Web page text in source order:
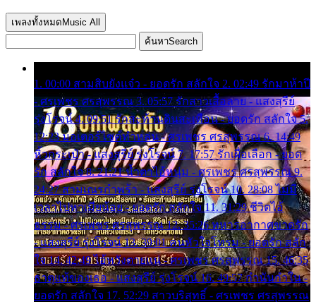
เพลงทั้งหมด Music All
ค้นหาSearch
1. 00:00 สามสิบยังแจ๋ว - ยอดรัก สลักใจ 2. 02:49 รักมาห้าปี
- ศรเพชร ศรสุพรรณ 3. 05:57 รักสาวเสื้อลาย - แสงสุรีย์
รุ่งโรจน์ 4. 09:51 รักสะท้านดินสะเทือน - ยอดรัก สลักใจ 5.
12:23 มอเตอร์ไซค์ทำหล่น - ศรเพชร ศรสุพรรณ 6. 14:49
หิ้วกระเป๋า - แสงสุรีย์ รุ่งโรจน์ 7. 17:57 รักเผื่อเลือก - ยอด
รัก สลักใจ 8. 21:21 น้ำตาไอ้หนุ่ม - ศรเพชร ศรสุพรรณ 9.
24:27 สามเณรกำพร้า - แสงสุรีย์ รุ่งโรจน์ 10. 28:08 ไม่มี
เวลาไปหาเมียน้อย - ยอดรัก สลักใจ 11. 31:29 ชีวิตไอ้
ธรรม - ศรเพชร ศรสุพรรณ 12. 35:26 ทหารอากาศขาดรัก
- แสงสุรีย์ รุ่งโรจน์ 13. 39:01 คนหัวใจโทรม - ยอดรัก สลัก
ใจ 14. 42:49 ไอ้หวังตายแน่ - ศรเพชร ศรสุพรรณ 15. 46:35
ธาตุแท้ของเธอ - แสงสุรีย์ รุ่งโรจน์ 16. 49:57 กำนันกำใน -
ยอดรัก สลักใจ 17. 52:29 สาวบริสุทธิ์ - ศรเพชร ศรสุพรรณ